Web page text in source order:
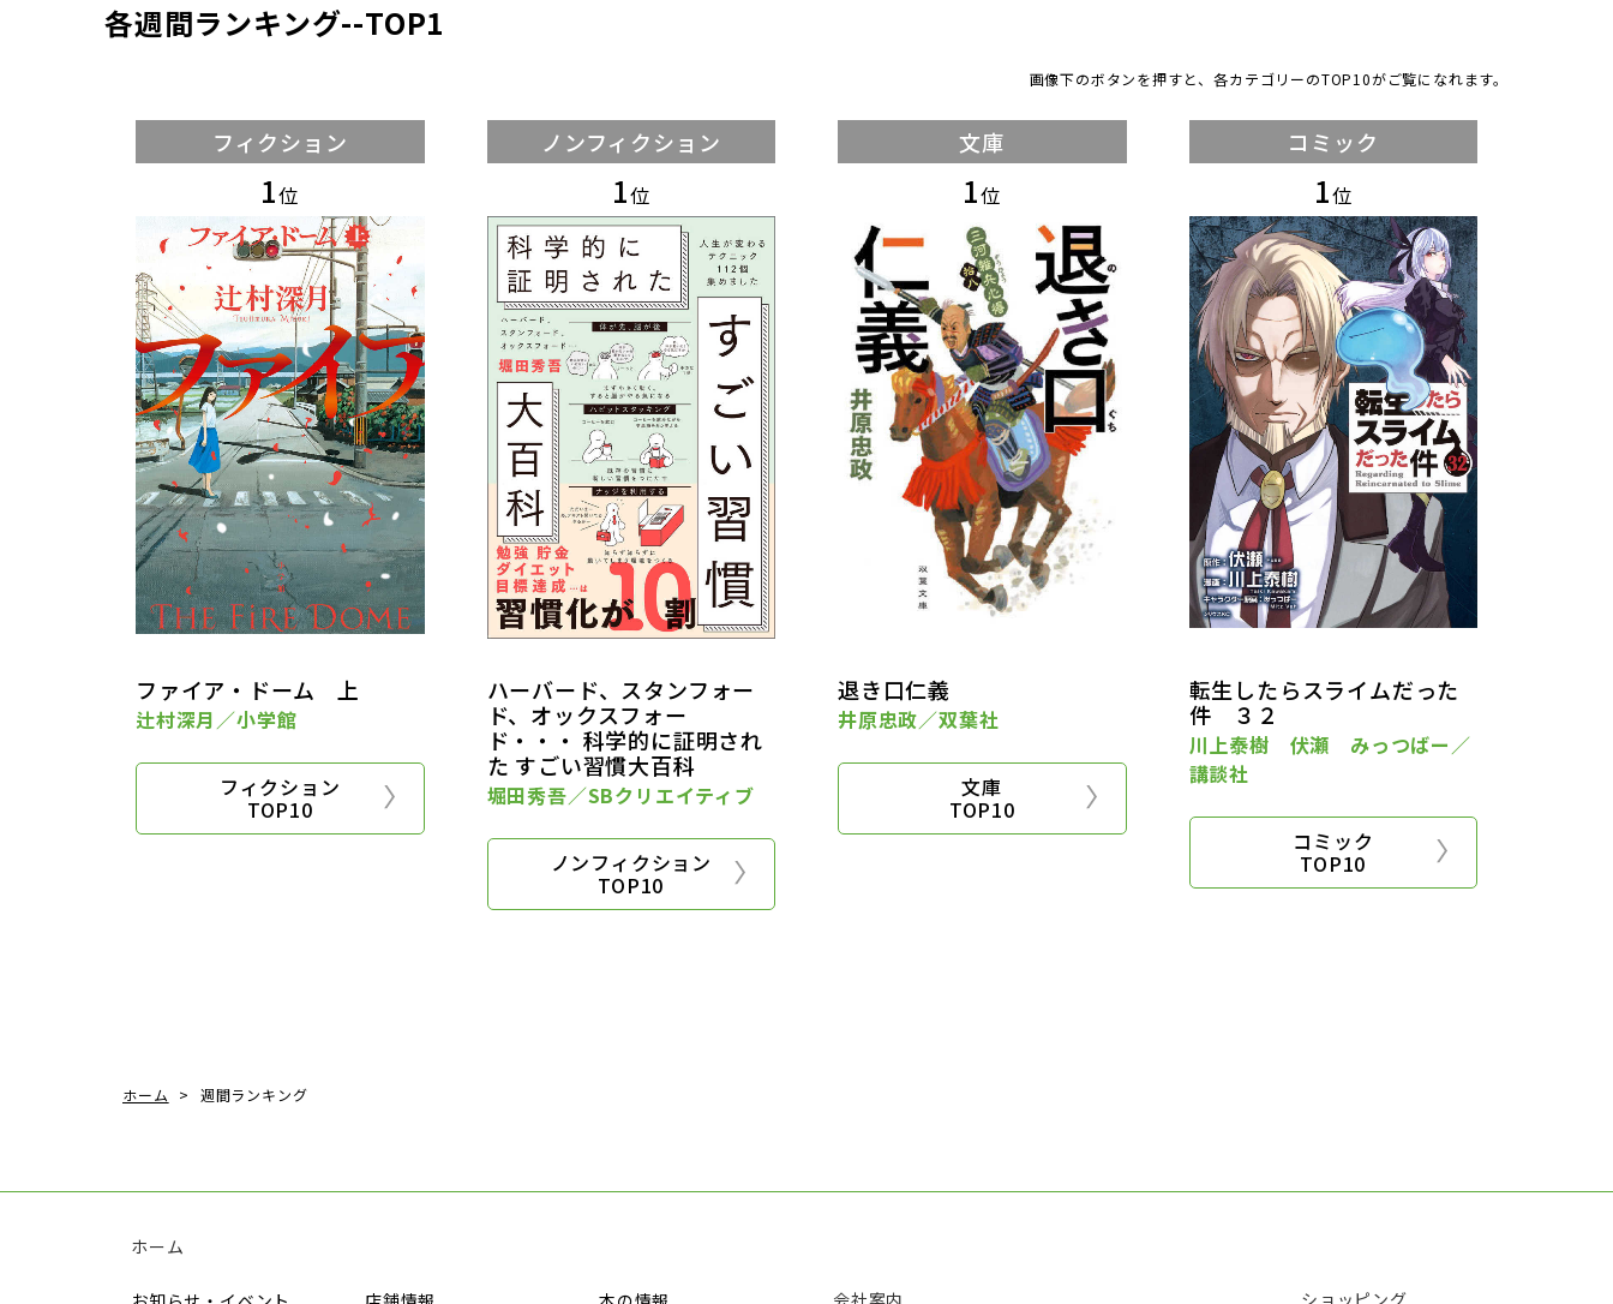
各週間ランキング--TOP1
画像下のボタンを押すと、各カテゴリーのTOP10がご覧になれます。
フィクション
1位
ファイア・ドーム 上
辻村深月／小学館
フィクション
TOP10
ノンフィクション
1位
ハーバード、スタンフォー
ド、オックスフォー
ド・・・ 科学的に証明され
た すごい習慣大百科
堀田秀吾／SBクリエイティブ
ノンフィクション
TOP10
文庫
1位
退き口仁義
井原忠政／双葉社
文庫
TOP10
コミック
1位
転生したらスライムだった
件 ３２
川上泰樹 伏瀬 みっつばー／
講談社
コミック
TOP10
ホーム 週間ランキング
ホーム
会社案内 ショッピング